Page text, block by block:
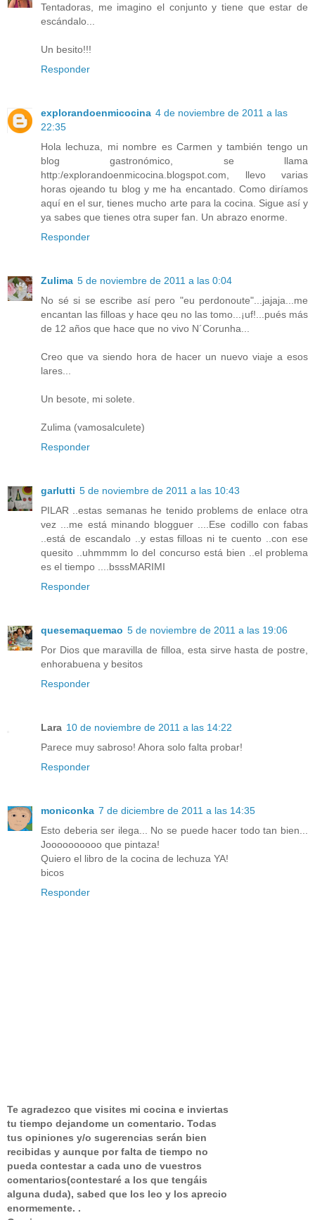
Tentadoras, me imagino el conjunto y tiene que estar de
escándalo...
Un besito!!!
Responder
explorandoenmicocina 4 de noviembre de 2011 a las
22:35
Hola lechuza, mi nombre es Carmen y también tengo un
blog gastronómico, se llama
http:/explorandoenmicocina.blogspot.com, llevo varias
horas ojeando tu blog y me ha encantado. Como diríamos
aquí en el sur, tienes mucho arte para la cocina. Sigue así y
ya sabes que tienes otra super fan. Un abrazo enorme.
Responder
Zulima 5 de noviembre de 2011 a las 0:04
No sé si se escribe así pero "eu perdonoute"...jajaja...me
encantan las filloas y hace qeu no las tomo...¡uf!...pués más
de 12 años que hace que no vivo N´Corunha...
Creo que va siendo hora de hacer un nuevo viaje a esos
lares...
Un besote, mi solete.
Zulima (vamosalculete)
Responder
garlutti 5 de noviembre de 2011 a las 10:43
PILAR ..estas semanas he tenido problems de enlace otra
vez ...me está minando blogguer ....Ese codillo con fabas
..está de escandalo ..y estas filloas ni te cuento ..con ese
quesito ..uhmmmm lo del concurso está bien ..el problema
es el tiempo ....bsssMARIMI
Responder
quesemaquemao 5 de noviembre de 2011 a las 19:06
Por Dios que maravilla de filloa, esta sirve hasta de postre,
enhorabuena y besitos
Responder
Lara 10 de noviembre de 2011 a las 14:22
Parece muy sabroso! Ahora solo falta probar!
Responder
moniconka 7 de diciembre de 2011 a las 14:35
Esto deberia ser ilega... No se puede hacer todo tan bien...
Joooooooooo que pintaza!
Quiero el libro de la cocina de lechuza YA!
bicos
Responder
Te agradezco que visites mi cocina e inviertas
tu tiempo dejandome un comentario. Todas
tus opiniones y/o sugerencias serán bien
recibidas y aunque por falta de tiempo no
pueda contestar a cada uno de vuestros
comentarios(contestaré a los que tengáis
alguna duda), sabed que los leo y los aprecio
enormemente. .